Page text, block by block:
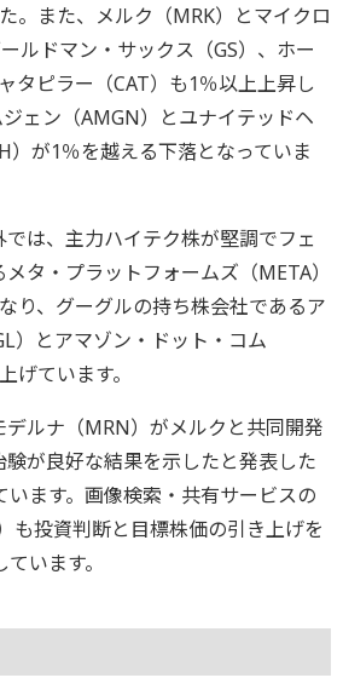
。また、メルク（MRK）とマイクロ
ルドマン・サックス（GS）、ホー
タピラー（CAT）も1％以上上昇し
ェン（AMGN）とユナイテッドヘ
）が1％を越える下落となっていま
は、主力ハイテク株が堅調でフェ
タ・プラットフォームズ（META）
り、グーグルの持ち株会社であるア
）とアマゾン・ドット・コム
げています。
デルナ（MRN）がメルクと共同開発
が良好な結果を示したと発表した
います。画像検索・共有サービスの
も投資判断と目標株価の引き上げを
います。